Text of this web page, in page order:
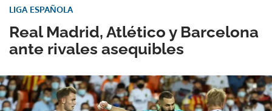
Real Madrid, Atlético y Barcelona
ante rivales asequibles
LIGA ESPAÑOLA